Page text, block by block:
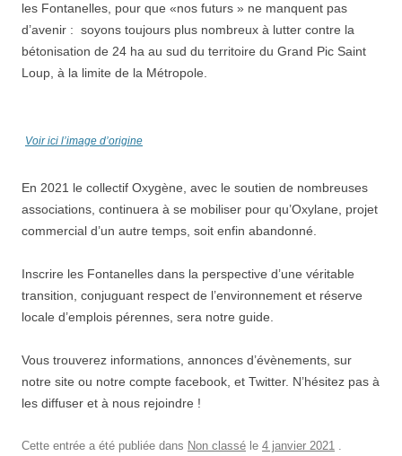
les Fontanelles, pour que «nos futurs » ne manquent pas
d’avenir : soyons toujours plus nombreux à lutter contre la
bétonisation de 24 ha au sud du territoire du Grand Pic Saint
Loup, à la limite de la Métropole.
Voir ici l’image d’origine
En 2021 le collectif Oxygène, avec le soutien de nombreuses
associations, continuera à se mobiliser pour qu’Oxylane, projet
commercial d’un autre temps, soit enfin abandonné.
Inscrire les Fontanelles dans la perspective d’une véritable
transition, conjuguant respect de l’environnement et réserve
locale d’emplois pérennes, sera notre guide.
Vous trouverez informations, annonces d’évènements, sur
notre site ou notre compte facebook, et Twitter. N’hésitez pas à
les diffuser et à nous rejoindre !
Cette entrée a été publiée dans Non classé le 4 janvier 2021 .